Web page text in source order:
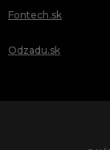
Fontech.sk
Odzadu.sk